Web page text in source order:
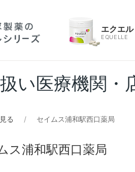
エクエル
EQUELLE
い医療機関・
る セイムス浦和駅西口薬局
ス浦和駅西口薬局